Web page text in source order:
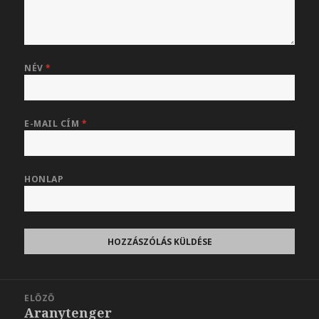
NÉV*
E-MAIL CÍM *
HONLAP
navigáció
ELŐZŐ
Korábbi
Aranytenger